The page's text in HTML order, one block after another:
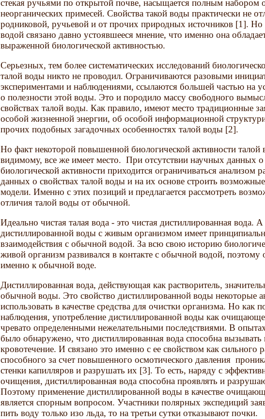
стекая ручьями по открытой почве, насыщается полным набором
неорганических примесей. Свойства такой воды практически не
родниковой, ручьевой и от прочих природных источников [1]. Но
водой связано давно устоявшееся мнение, что именно она
выраженной биологической активностью.
Серьезных, тем более систематических исследований
талой воды никто не проводил. Ограничиваются разовыми
экспериментами и наблюдениями, ссылаются большей частью на
о полезности этой воды. Это и породило массу свободного
свойствах талой воды. Как правило, имеют место традиционные
особой жизненной энергии, об особой информационной
прочих подобных загадочных особенностях талой воды [2].
Но факт некоторой повышенной биологической активности талой
видимому, все же имеет место. При отсутствии научных данных о
биологической активности приходится ограничиваться анализом
данных о свойствах талой воды и на их основе строить возможные
модели. Именно с этих позиций и предлагается рассмотреть
отличия талой воды от обычной.
Идеально чистая талая вода - это чистая дистиллированная вода.
дистиллированной воды с живым организмом имеет
взаимодействия с обычной водой. За всю свою историю
живой организм развивался в контакте с обычной водой, поэтому
именно к обычной воде.
Дистиллированная вода, действующая как растворитель,
обычной воды. Это свойство дистиллированной воды некоторые
использовать в качестве средства для очистки организма. Но как
наблюдения, употребление дистиллированной воды как
чревато определенными нежелательными последствиями. В
было обнаружено, что дистиллированная вода способна вызывать
кровотечение. И связано это именно с ее свойством как сильного
способного за счет повышенного осмотического давления
стенки капилляров и разрушать их [3]. То есть, наряду с
очищения, дистиллированная вода способна проявлять и
Поэтому применение дистиллированной воды в качестве
является спорным вопросом. Участники полярных экспедиций
пить воду только изо льда, то на третьи сутки отказывают почки.